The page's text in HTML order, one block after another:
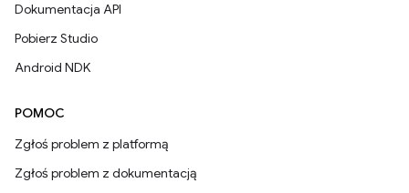
Dokumentacja API
Pobierz Studio
Android NDK
POMOC
Zgłoś problem z platformą
Zgłoś problem z dokumentacją